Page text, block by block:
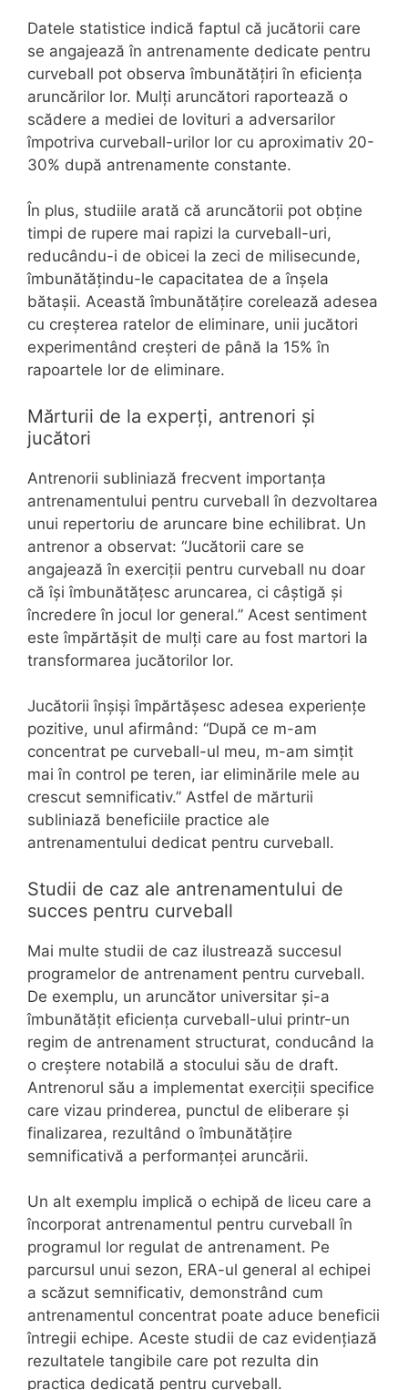
Datele statistice indică faptul că jucătorii care
se angajează în antrenamente dedicate pentru
curveball pot observa îmbunătățiri în eficiența
aruncărilor lor. Mulți aruncători raportează o
scădere a mediei de lovituri a adversarilor
împotriva curveball-urilor lor cu aproximativ 20-
30% după antrenamente constante.
În plus, studiile arată că aruncătorii pot obține
timpi de rupere mai rapizi la curveball-uri,
reducându-i de obicei la zeci de milisecunde,
îmbunătățindu-le capacitatea de a înșela
bătașii. Această îmbunătățire corelează adesea
cu creșterea ratelor de eliminare, unii jucători
experimentând creșteri de până la 15% în
rapoartele lor de eliminare.
Mărturii de la experți, antrenori și
jucători
Antrenorii subliniază frecvent importanța
antrenamentului pentru curveball în dezvoltarea
unui repertoriu de aruncare bine echilibrat. Un
antrenor a observat: “Jucătorii care se
angajează în exerciții pentru curveball nu doar
că își îmbunătățesc aruncarea, ci câștigă și
încredere în jocul lor general.” Acest sentiment
este împărtășit de mulți care au fost martori la
transformarea jucătorilor lor.
Jucătorii înșiși împărtășesc adesea experiențe
pozitive, unul afirmând: “După ce m-am
concentrat pe curveball-ul meu, m-am simțit
mai în control pe teren, iar eliminările mele au
crescut semnificativ.” Astfel de mărturii
subliniază beneficiile practice ale
antrenamentului dedicat pentru curveball.
Studii de caz ale antrenamentului de
succes pentru curveball
Mai multe studii de caz ilustrează succesul
programelor de antrenament pentru curveball.
De exemplu, un aruncător universitar și-a
îmbunătățit eficiența curveball-ului printr-un
regim de antrenament structurat, conducând la
o creștere notabilă a stocului său de draft.
Antrenorul său a implementat exerciții specifice
care vizau prinderea, punctul de eliberare și
finalizarea, rezultând o îmbunătățire
semnificativă a performanței aruncării.
Un alt exemplu implică o echipă de liceu care a
încorporat antrenamentul pentru curveball în
programul lor regulat de antrenament. Pe
parcursul unui sezon, ERA-ul general al echipei
a scăzut semnificativ, demonstrând cum
antrenamentul concentrat poate aduce beneficii
întregii echipe. Aceste studii de caz evidențiază
rezultatele tangibile care pot rezulta din
practica dedicată pentru curveball.